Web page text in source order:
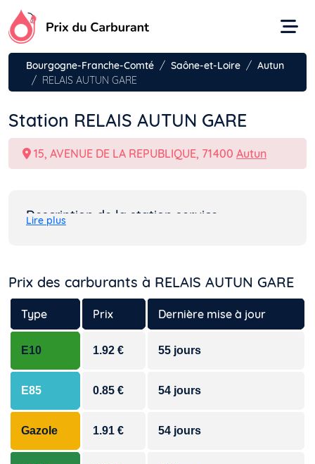
Aller
au
contenu
Bourgogne-Franche-Comté Saône-et-Loire
Autun
RELAIS AUTUN GARE
Station RELAIS AUTUN GARE
15, AVENUE DE LA REPUBLIQUE, 71400 Autun
Description de la station service
Lire plus
Prix des carburants à RELAIS AUTUN GARE
Type Prix Dernière mise à jour
E10 1.92 € 55 jours
E85 0.85 € 54 jours
Gazole 1.91 € 54 jours